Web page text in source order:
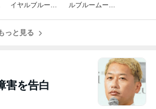
イヤルブルーム
直感力
ルブルームーン
っと見る
害を告白